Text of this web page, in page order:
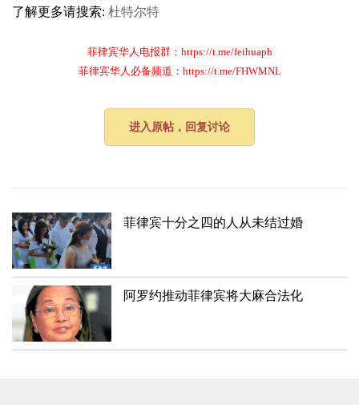
了解更多请搜索: 杜特尔特
菲律宾华人电报群：https://t.me/feihuaph
菲律宾华人必备频道：https://t.me/FHWMNL
进入原帖，回复讨论
​菲律宾十分之四的人从未结过婚
阿罗约推动菲律宾将大麻合法化